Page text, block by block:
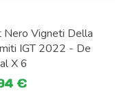
Nero Vigneti Della
IGT 2022 - De
X 6
€